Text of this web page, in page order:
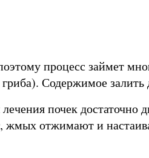
процесс займет
Содержимое
почек достаточно
отжимают и